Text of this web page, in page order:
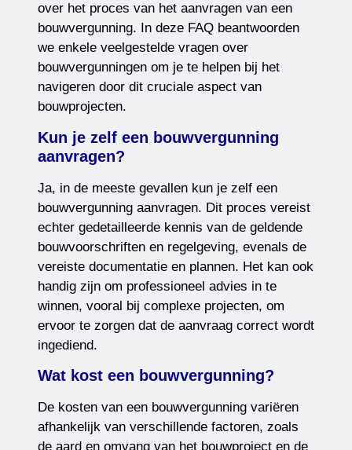
over het proces van het aanvragen van een
bouwvergunning. In deze FAQ beantwoorden
we enkele veelgestelde vragen over
bouwvergunningen om je te helpen bij het
navigeren door dit cruciale aspect van
bouwprojecten.
Kun je zelf een bouwvergunning
aanvragen?
Ja, in de meeste gevallen kun je zelf een
bouwvergunning aanvragen. Dit proces vereist
echter gedetailleerde kennis van de geldende
bouwvoorschriften en regelgeving, evenals de
vereiste documentatie en plannen. Het kan ook
handig zijn om professioneel advies in te
winnen, vooral bij complexe projecten, om
ervoor te zorgen dat de aanvraag correct wordt
ingediend.
Wat kost een bouwvergunning?
De kosten van een bouwvergunning variëren
afhankelijk van verschillende factoren, zoals
de aard en omvang van het bouwproject en de